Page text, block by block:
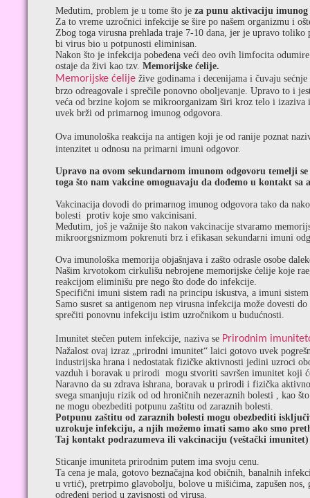
Međutim, problem je u tome što je za punu aktivaciju imunog
Za to vreme uzročnici infekcije se šire po našem organizmu i
Zbog toga virusna prehlada traje 7-10 dana, jer je upravo
bi virus bio u potpunosti eliminisan.
Nakon što je infekcija pobeđena veći deo ovih limfocita
ostaje da živi kao tzv. Memorijske ćelije.
Memorijske ćelije žive godinama i decenijama i čuvaju
brzo odreagovale i sprečile ponovno oboljevanje. Upravo to i
veća od brzine kojom se mikroorganizam širi kroz telo i
uvek brži od primarnog imunog odgovora.
Ova imunološka reakcija na antigen koji je od ranije poznat
intenzitet u odnosu na primarni imuni odgovor.
Upravo na ovom sekundarnom imunom odgovoru temelji
toga što nam vakcine omoguavaju da dođemo u kontakt
Vakcinacija dovodi do primarnog imunog odgovora tako da
bolesti protiv koje smo vakcinisani.
Međutim, još je važnije što nakon vakcinacije stvaramo
mikroorgsnizmom pokrenuti brz i efikasan sekundarni imuni
Ova imunološka memorija objašnjava i zašto odrasle osobe
Našim krvotokom cirkulišu nebrojene memorijske ćelije koje
reakcijom eliminišu pre nego što dođe do infekcije.
Specifični imuni sistem radi na principu iskustva, a imuni
Samo susret sa antigenom nep virusna infekcija može dovesti
sprečiti ponovnu infekciju istim uzročnikom u budućnosti.
Imunitet stečen putem infekcije, naziva se Prirodnim
Nažalost ovaj izraz „prirodni imunitet“ laici gotovo uvek
industrijska hrana i nedostatak fizičke aktivnosti jedini uzroci
vazduh i boravak u prirodi mogu stvoriti savršen imunitet koji
Naravno da su zdrava ishrana, boravak u prirodi i fizička
svega smanjuju rizik od od hroničnih nezeraznih bolesti , kao
ne mogu obezbediti potpunu zaštitu od zaraznih bolesti.
Potpunu zaštitu od zaraznih bolesti mogu obezbediti
uzrokuje infekciju, a njih možemo imati samo ako smo
Taj kontakt podrazumeva ili vakcinaciju (veštački
Sticanje imuniteta prirodnim putem ima svoju cenu.
Ta cena je mala, gotovo beznačajna kod običnih, banalnih
u vrtić), pretrpimo glavobolju, bolove u mišićima, zapušen
određeni period u zavisnosti od virusa.